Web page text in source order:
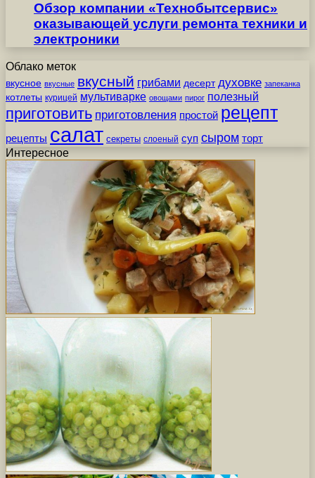
Обзор компании «Технобытсервис»
оказывающей услуги ремонта техники и
электроники
Облако меток
вкусное вкусные вкусный грибами десерт духовке запеканка
котлеты курицей мультиварке овощами пирог полезный
приготовить приготовления простой рецепт
рецепты салат секреты слоеный суп сыром торт
Интересное